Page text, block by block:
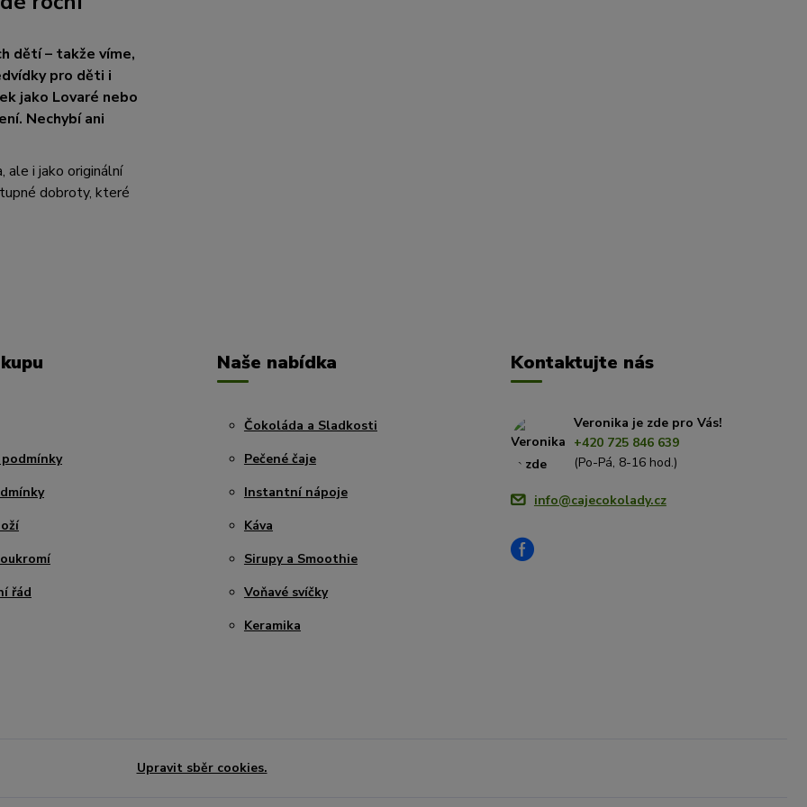
dětí – takže víme,
pro děti i
jako Lovaré nebo
Nechybí ani
ale i jako originální
dobroty, které
řád
Naše nabídka
Čokoláda a Sladkosti
Pečené čaje
Instantní nápoje
Káva
Sirupy a Smoothie
Voňavé svíčky
Keramika
Kontaktujte nás
Veronika je zde pro Vás!
+420 725 846 639
(Po-Pá, 8-16 hod.)
info@cajecokolady.cz
Upravit sběr cookies.